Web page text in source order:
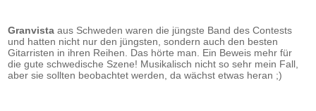
Granvista aus Schweden waren die jüngste Band des Contests
und hatten nicht nur den jüngsten, sondern auch den besten
Gitarristen in ihren Reihen. Das hörte man. Ein Beweis mehr für
die gute schwedische Szene! Musikalisch nicht so sehr mein Fall,
aber sie sollten beobachtet werden, da wächst etwas heran ;)